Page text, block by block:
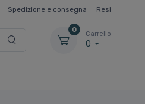
Spedizione e consegna Resi
0
Carrello
0